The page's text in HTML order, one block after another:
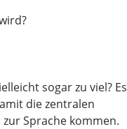
sogar zu viel? Es
die zentralen
Sprache kommen.